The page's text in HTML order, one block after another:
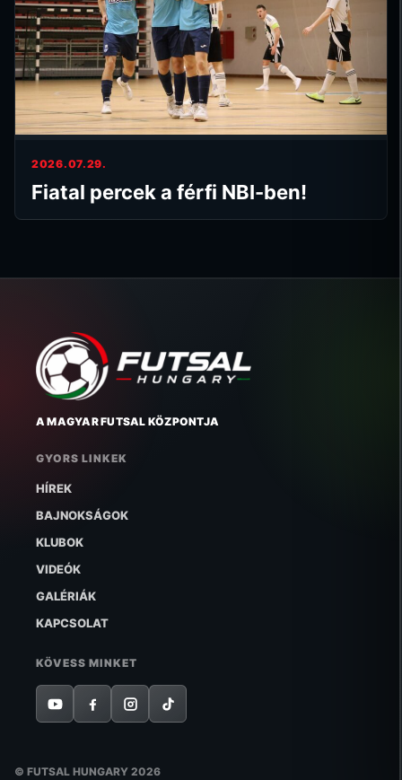
2026.07.29.
Fiatal percek a férfi NBI-ben!
A MAGYAR FUTSAL KÖZPONTJA
GYORS LINKEK
HÍREK
BAJNOKSÁGOK
KLUBOK
VIDEÓK
GALÉRIÁK
KAPCSOLAT
KÖVESS MINKET
© FUTSAL HUNGARY 2026